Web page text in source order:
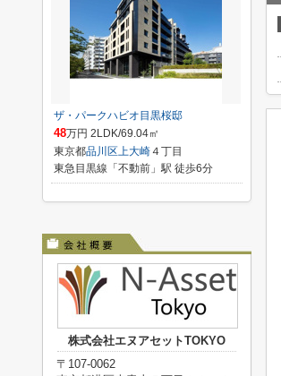
ザ・パークハビオ目黒桜邸
48万円 2LDK/69.04㎡
東京都品川区上大崎４丁目
東急目黒線「不動前」駅 徒歩6分
株式会社エヌアセットTOKYO
〒107-0062